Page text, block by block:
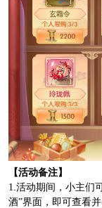
【活动备注】
1.活动期间，小主们
酒”界面，即可查看并